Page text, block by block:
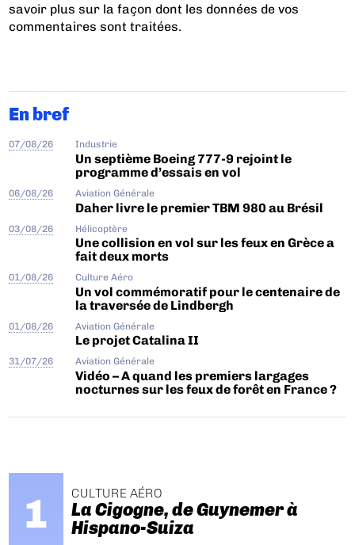
savoir plus sur la façon dont les données de vos
commentaires sont traitées.
En bref
07/08/26 Industrie
Un septième Boeing 777-9 rejoint le
programme d’essais en vol
06/08/26 Aviation Générale
Daher livre le premier TBM 980 au Brésil
03/08/26 Hélicoptère
Une collision en vol sur les feux en Grèce a
fait deux morts
01/08/26 Culture Aéro
Un vol commémoratif pour le centenaire de
la traversée de Lindbergh
01/08/26 Aviation Générale
Le projet Catalina II
31/07/26 Aviation Générale
Vidéo – A quand les premiers largages
nocturnes sur les feux de forêt en France ?
CULTURE AÉRO
La Cigogne, de Guynemer à
Hispano-Suiza